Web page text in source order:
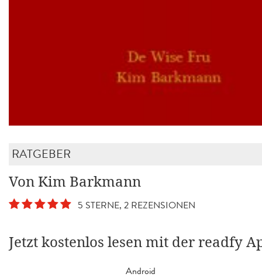
RATGEBER
Von Kim Barkmann
5 STERNE, 2 REZENSIONEN
Jetzt kostenlos lesen mit der readfy
Android